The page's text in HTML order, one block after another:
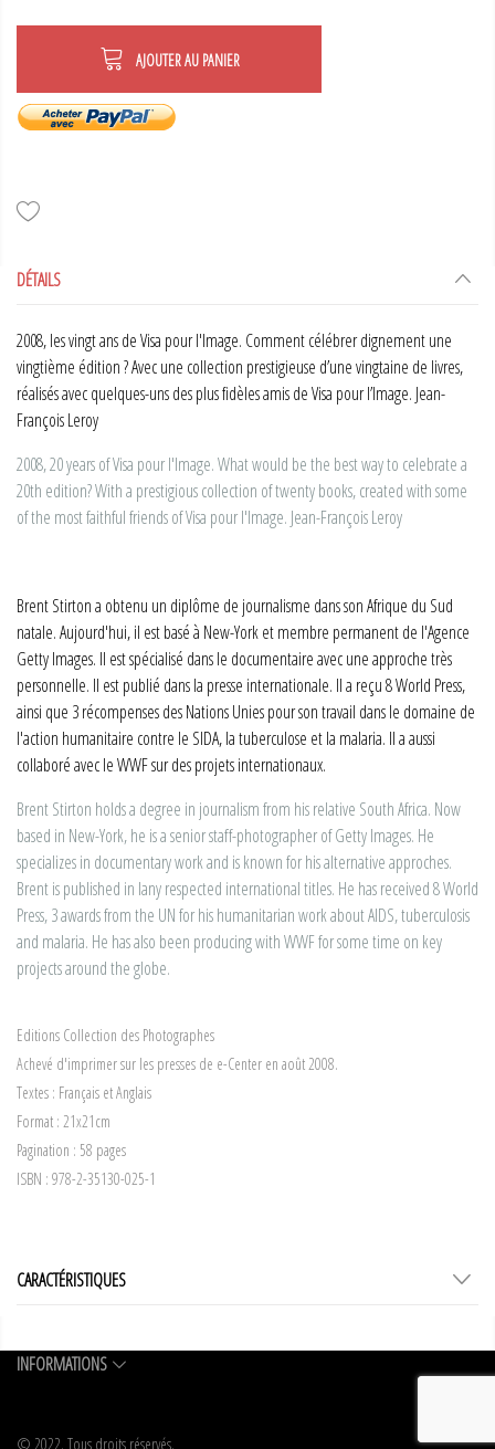
AJOUTER AU PANIER
DÉTAILS
2008, les vingt ans de Visa pour l'Image. Comment célébrer dignement une
vingtième édition ? Avec une collection prestigieuse d’une vingtaine de livres,
réalisés avec quelques-uns des plus fidèles amis de Visa pour l’Image. Jean-
François Leroy
2008, 20 years of Visa pour l'Image. What would be the best way to celebrate a
20th edition? With a prestigious collection of twenty books, created with some
of the most faithful friends of Visa pour l'Image. Jean-François Leroy
Brent Stirton a obtenu un diplôme de journalisme dans son Afrique du Sud
natale. Aujourd'hui, il est basé à New-York et membre permanent de l'Agence
Getty Images. Il est spécialisé dans le documentaire avec une approche très
personnelle. Il est publié dans la presse internationale. Il a reçu 8 World Press,
ainsi que 3 récompenses des Nations Unies pour son travail dans le domaine de
l'action humanitaire contre le SIDA, la tuberculose et la malaria. Il a aussi
collaboré avec le WWF sur des projets internationaux.
Brent Stirton holds a degree in journalism from his relative South Africa. Now
based in New-York, he is a senior staff-photographer of Getty Images. He
specializes in documentary work and is known for his alternative approches.
Brent is published in lany respected international titles. He has received 8 World
Press, 3 awards from the UN for his humanitarian work about AIDS, tuberculosis
and malaria. He has also been producing with WWF for some time on key
projects around the globe.
Editions Collection des Photographes
Achevé d'imprimer sur les presses de e-Center en août 2008.
Textes : Français et Anglais
Format : 21x21cm
Pagination : 58 pages
ISBN : 978-2-35130-025-1
CARACTÉRISTIQUES
INFORMATIONS
© 2022. Tous droits réservés.